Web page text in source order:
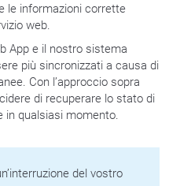
le informazioni corrette
web.
App e il nostro sistema
più sincronizzati a causa di
Con l’approccio sopra
di recuperare lo stato di
in qualsiasi momento.
del vostro